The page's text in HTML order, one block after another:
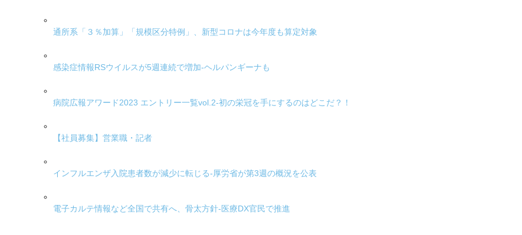
通所系「３％加算」「規模区分特例」、新型コロナは今年度も算定対象
感染症情報RSウイルスが5週連続で増加-ヘルパンギーナも
病院広報アワード2023 エントリー一覧vol.2-初の栄冠を手にするのはどこだ？！
【社員募集】営業職・記者
インフルエンザ入院患者数が減少に転じる-厚労省が第3週の概況を公表
電子カルテ情報など全国で共有へ、骨太方針-医療DX官民で推進